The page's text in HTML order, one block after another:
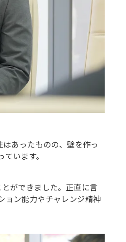
あったものの、壁を作っ
います。
ができました。正直に言
ョン能力やチャレンジ精神